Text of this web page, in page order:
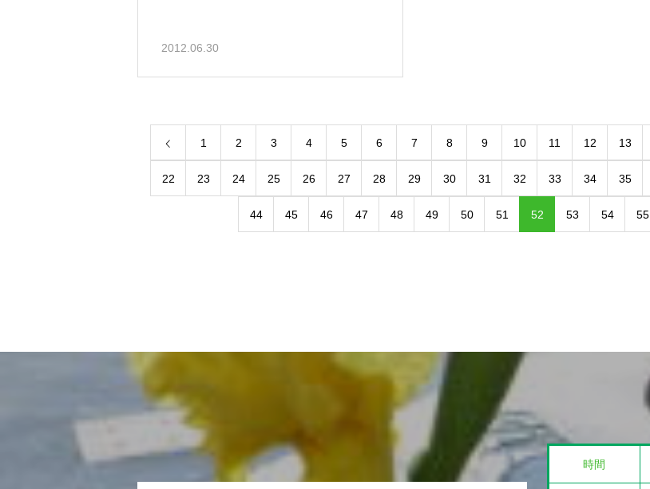
2012.06.30
1 2 3 4 5 6 7 8 9 10 11 12 13
22 23 24 25 26 27 28 29 30 31 32 33 34 35
44 45 46 47 48 49 50 51 52 53 54 55
時間